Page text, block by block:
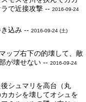
ラで近接攻撃 --2016-09-24
き込み --2016-09-24 (土)
ップ右下の的壊して、敵
が壊せない --2016-09-24
シュマリを高台（丸
カシを壊してオシュを